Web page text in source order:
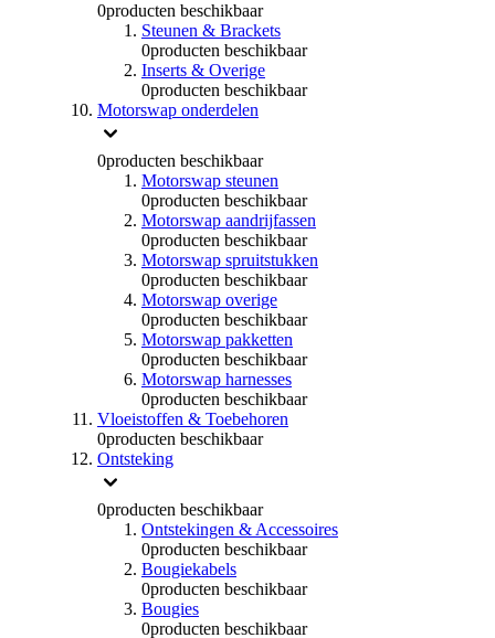
0producten beschikbaar
Steunen & Brackets
0producten beschikbaar
Inserts & Overige
0producten beschikbaar
Motorswap onderdelen
0producten beschikbaar
Motorswap steunen
0producten beschikbaar
Motorswap aandrijfassen
0producten beschikbaar
Motorswap spruitstukken
0producten beschikbaar
Motorswap overige
0producten beschikbaar
Motorswap pakketten
0producten beschikbaar
Motorswap harnesses
0producten beschikbaar
Vloeistoffen & Toebehoren
0producten beschikbaar
Ontsteking
0producten beschikbaar
Ontstekingen & Accessoires
0producten beschikbaar
Bougiekabels
0producten beschikbaar
Bougies
0producten beschikbaar